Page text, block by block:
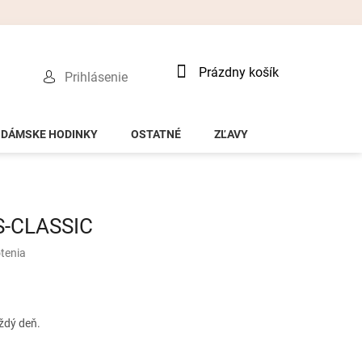
Prihlásenie
Nákupný
Prázdny košík
DÁMSKE HODINKY OSTATNÉ ZĽAVY
CLASSIC
deň.